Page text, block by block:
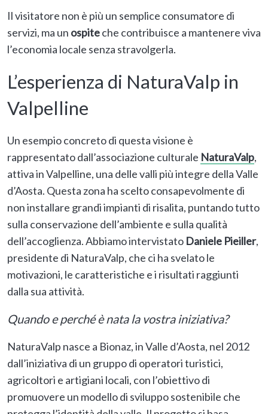
Il visitatore non è più un semplice consumatore di
servizi, ma un ospiteche contribuisce a mantenere viva
l’economia locale senza stravolgerla.
L’esperienza di NaturaValp in
Valpelline
Un esempio concreto di questa visione è
rappresentato dall’associazione culturale NaturaValp,
attiva in Valpelline, una delle valli più integre della Valle
d’Aosta. Questa zona ha scelto consapevolmente di
non installare grandi impianti di risalita, puntando tutto
sulla conservazione dell’ambiente e sulla qualità
dell’accoglienza. Abbiamo intervistato Daniele Pieiller,
presidente di NaturaValp, che ci ha svelato le
motivazioni, le caratteristiche e i risultati raggiunti
dalla sua attività.
Quando e perché è nata la vostra iniziativa?
NaturaValp nasce a Bionaz, in Valle d’Aosta, nel 2012
dall’iniziativa di un gruppo di operatori turistici,
agricoltori e artigiani locali, con l’obiettivo di
promuovere un modello di sviluppo sostenibile che